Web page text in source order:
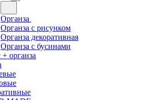
Органза
Органза с рисунком
Органза декоративная
Органза с бусинами
+ органза